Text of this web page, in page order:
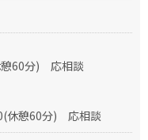
60分)
応相談
休憩60分) 応相談